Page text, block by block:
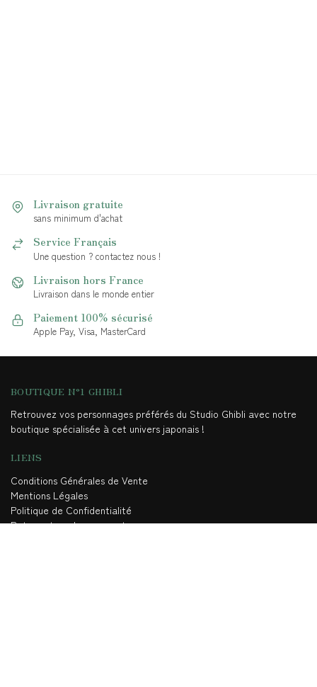
Livraison gratuite
sans minimum d'achat
Service Français
Une question ? contactez nous !
Livraison hors France
Livraison dans le monde entier
Paiement 100% sécurisé
Apple Pay, Visa, MasterCard
BOUTIQUE N°1 GHIBLI
Retrouvez vos personnages préférés du Studio Ghibli avec notre
boutique spécialisée à cet univers japonais !
LIENS
Conditions Générales de Vente
Mentions Légales
Politique de Confidentialité
Retour et remboursement